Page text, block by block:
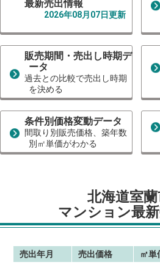
最新売出情報
2026年08月07日更新
販売期間・売出し時期デ
ータ
過去との比較で売出し時期
を決める
条件別価格変動データ
間取り別販売価格、築年数
別㎡単価がわかる
北海道室
マンション最
売出年月 売出価格 ㎡単